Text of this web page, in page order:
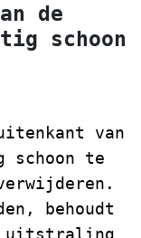
de
schoon
van
schoon te
behoudt
uitstraling